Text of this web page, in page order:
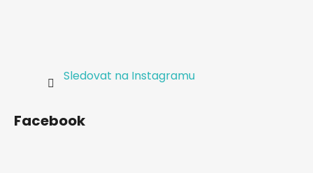
Sledovat na Instagramu
Facebook